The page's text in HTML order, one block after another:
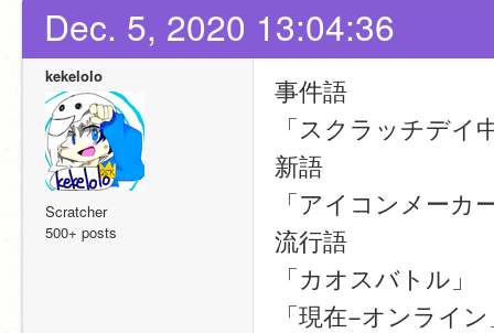
Dec. 5, 2020 13:04:36
kekelolo
Scratcher
500+ posts
事件語
「スクラッチデイ
新語
「アイコンメーカ
流行語
「カオスバトル」
「現在−オンライ